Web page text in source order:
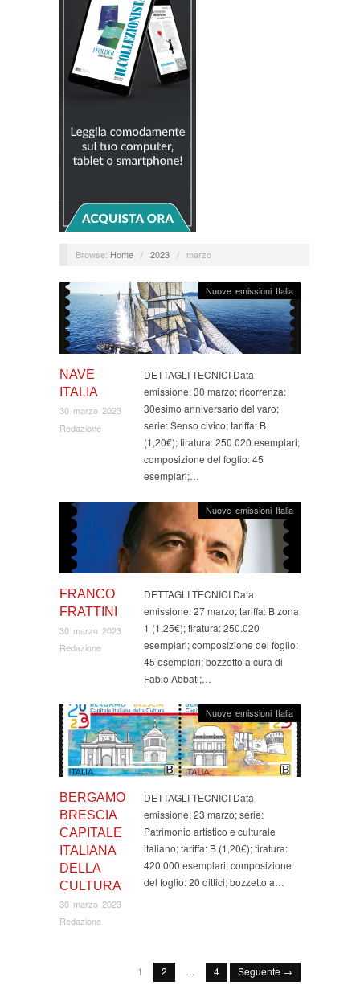
Browse: Home / 2023 / marzo
NAVE
ITALIA
30 marzo 2023
Redazione
Nuove emissioni Italia
DETTAGLI TECNICI Data
emissione: 30 marzo; ricorrenza:
30esimo anniversario del varo;
serie: Senso civico; tariffa: B
(1,20€); tiratura: 250.020 esemplari;
composizione del foglio: 45
esemplari;…
FRANCO
FRATTINI
30 marzo 2023
Redazione
Nuove emissioni Italia
DETTAGLI TECNICI Data
emissione: 27 marzo; tariffa: B zona
1 (1,25€); tiratura: 250.020
esemplari; composizione del foglio:
45 esemplari; bozzetto a cura di
Fabio Abbati;…
BERGAMO
BRESCIA
CAPITALE
ITALIANA
DELLA
CULTURA
30 marzo 2023
Redazione
Nuove emissioni Italia
DETTAGLI TECNICI Data
emissione: 23 marzo; serie:
Patrimonio artistico e culturale
italiano; tariffa: B (1,20€); tiratura:
420.000 esemplari; composizione
del foglio: 20 dittici; bozzetto a…
1 2 … 4 Seguente →